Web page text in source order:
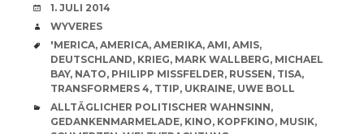
VERABREDUNG
1. JULI 2014
VERFASSER
WYVERES
SCHLAGWÖRTER
'MERICA, AMERICA, AMERIKA, AMI, AMIS,
DEUTSCHLAND, KRIEG, MARK WALLBERG, MICHAEL
BAY, NATO, PHILIPP MISSFELDER , RUSSEN, TISA,
TRANSFORMERS 4, TTIP, UKRAINE, UWE BOLL
CATEGORIES
ALLTÄGLICHER POLITISCHER WAHNSINN,
GEDANKENMARMELADE, KINO, KOPFKINO, MUSIK,